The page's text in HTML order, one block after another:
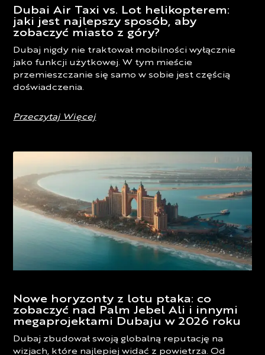
Dubai Air Taxi vs. Lot helikopterem:
jaki jest najlepszy sposób, aby
zobaczyć miasto z góry?
Dubaj nigdy nie traktował mobilności wyłącznie
jako funkcji użytkowej. W tym mieście
przemieszczanie się samo w sobie jest częścią
doświadczenia.
Przeczytaj Więcej
Nowe horyzonty z lotu ptaka: co
zobaczyć nad Palm Jebel Ali i innymi
megaprojektami Dubaju w 2026 roku
Dubaj zbudował swoją globalną reputację na
wizjach, które najlepiej widać z powietrza. Od